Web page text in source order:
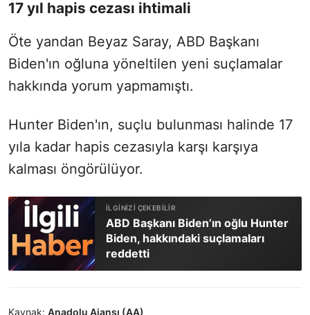
17 yıl hapis cezası ihtimali
Öte yandan Beyaz Saray, ABD Başkanı
Biden'ın oğluna yöneltilen yeni suçlamalar
hakkında yorum yapmamıştı.
Hunter Biden'ın, suçlu bulunması halinde 17
yıla kadar hapis cezasıyla karşı karşıya
kalması öngörülüyor.
ABD Başkanı Biden’ın oğlu Hunter
Biden, hakkındaki suçlamaları
reddetti
Kaynak: Anadolu Ajansı (AA)